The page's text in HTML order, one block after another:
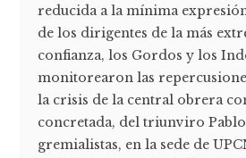
reducida a la mínima
de los dirigentes de la más
confianza, los Gordos y los
monitorearon las
la crisis de la central obrera
concretada, del triunviro
gremialistas, en la sede de